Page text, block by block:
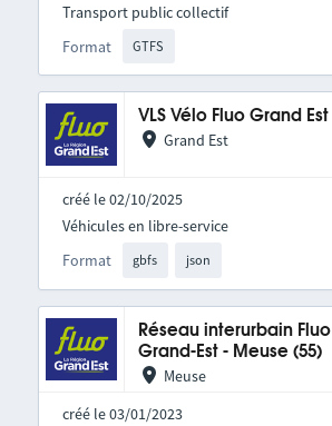
Format GTFS
Transport public collectif
VLS Vélo Fluo Grand Est
Grand Est
créé le 02/10/2025
Format gbfs json
Véhicules en libre-service
Réseau interurbain Fluo
Grand-Est - Meuse (55)
Meuse
créé le 03/01/2023